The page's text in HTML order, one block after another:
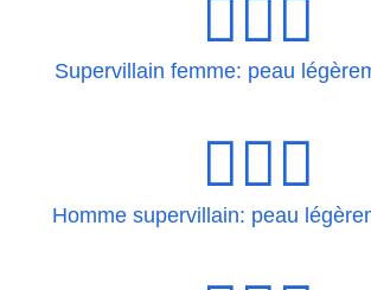
🦹🏽‍♀️
Supervillain femme: peau
🦹🏽‍♂
Homme supervillain: peau